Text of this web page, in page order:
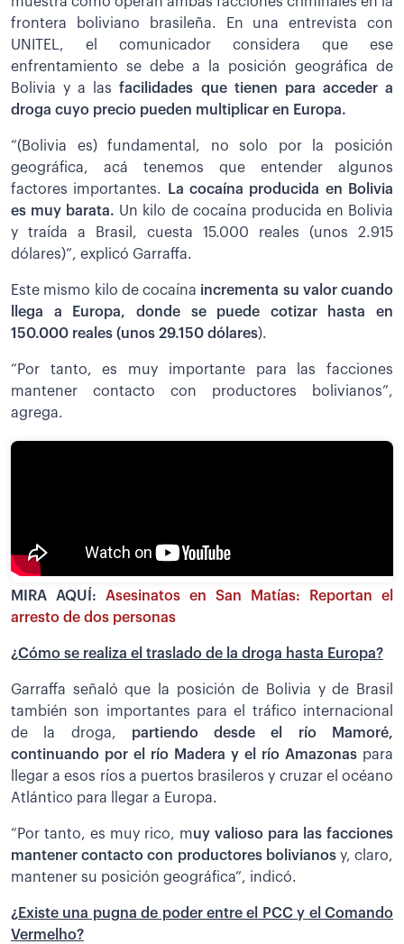
frontera boliviano brasileña. En una entrevista con
UNITEL, el comunicador considera que ese
enfrentamiento se debe a la posición geográfica de
Bolivia y a las facilidades que tienen para acceder a
droga cuyo precio pueden multiplicar en Europa.
“(Bolivia es) fundamental, no solo por la posición
geográfica, acá tenemos que entender algunos
factores importantes.
La cocaína producida en Bolivia
es muy barata. Un kilo de cocaína producida en Bolivia
y traída a Brasil, cuesta 15.000 reales (unos 2.915
dólares)”, explicó Garraffa.
Este mismo kilo de cocaína incrementa su valor cuando
llega a Europa, donde se puede cotizar hasta en
150.000 reales (unos 29.150 dólares).
“Por tanto, es muy importante para las facciones
mantener contacto con productores bolivianos”,
agrega.
MIRA AQUÍ: Asesinatos en San Matías: Reportan el
arresto de dos personas
¿Cómo se realiza el traslado de la droga hasta Europa?
Garraffa señaló que la posición de Bolivia y de Brasil
también son importantes para el tráfico internacional
de la droga, partiendo desde el río Mamoré,
continuando por el río Madera y el río Amazonas para
llegar a esos ríos a puertos brasileros y cruzar el océano
Atlántico para llegar a Europa.
“Por tanto, es muy rico, muy valioso para las facciones
mantener contacto con productores bolivianos y, claro,
mantener su posición geográfica”, indicó.
¿Existe una pugna de poder entre el PCC y el Comando
Vermelho?